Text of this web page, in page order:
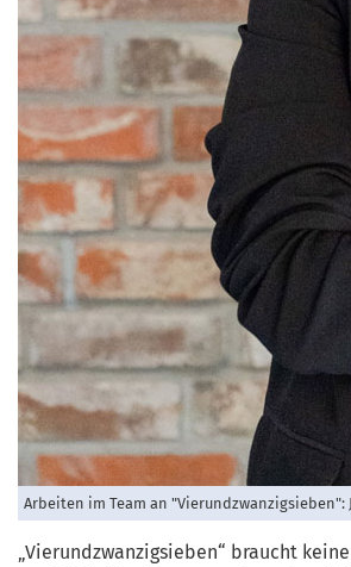
Arbeiten im Team an
„Vierundzwanzigsieben“ braucht